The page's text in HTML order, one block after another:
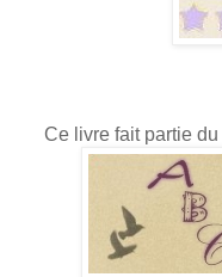
Ce livre fait partie du